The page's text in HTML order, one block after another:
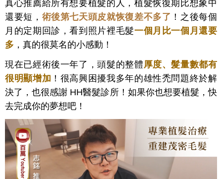
真心推薦給所有想要植髮的人，植髮恢復期比想象中
還要短， 術後第七天頭皮就恢復差不多了 ！之後每個
月的定期回診，看到照片裡毛髮一個月比一個月還要
多 ，真的很莫名的小感動！
現在已經術後一年了，頭髮的整體厚度、髮量數都有
很明顯增加 ！很高興困擾我多年的雄性禿問題終於解
決了，也很感謝 HH醫髮診所！如果你也想要植髮，快
去完成你的夢想吧！